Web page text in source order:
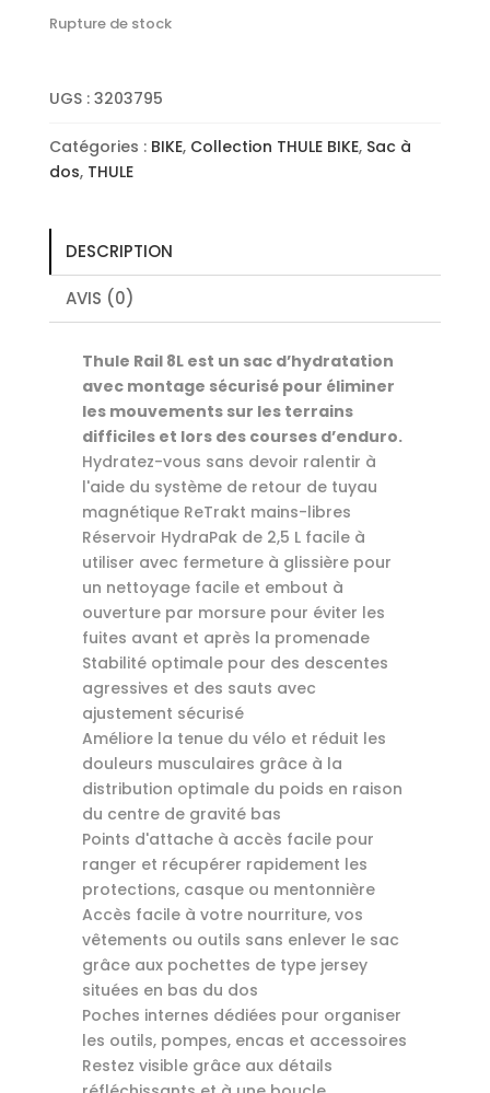
Rupture de stock
UGS : 3203795
Catégories : BIKE, Collection THULE BIKE, Sac à
dos, THULE
DESCRIPTION
AVIS (0)
Thule Rail 8L est un sac d’hydratation
avec montage sécurisé pour éliminer
les mouvements sur les terrains
difficiles et lors des courses d’enduro.
Hydratez-vous sans devoir ralentir à
l'aide du système de retour de tuyau
magnétique ReTrakt mains-libres
Réservoir HydraPak de 2,5 L facile à
utiliser avec fermeture à glissière pour
un nettoyage facile et embout à
ouverture par morsure pour éviter les
fuites avant et après la promenade
Stabilité optimale pour des descentes
agressives et des sauts avec
ajustement sécurisé
Améliore la tenue du vélo et réduit les
douleurs musculaires grâce à la
distribution optimale du poids en raison
du centre de gravité bas
Points d'attache à accès facile pour
ranger et récupérer rapidement les
protections, casque ou mentonnière
Accès facile à votre nourriture, vos
vêtements ou outils sans enlever le sac
grâce aux pochettes de type jersey
situées en bas du dos
Poches internes dédiées pour organiser
les outils, pompes, encas et accessoires
Restez visible grâce aux détails